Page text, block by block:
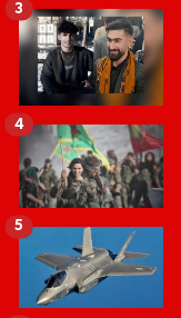
3
4
5